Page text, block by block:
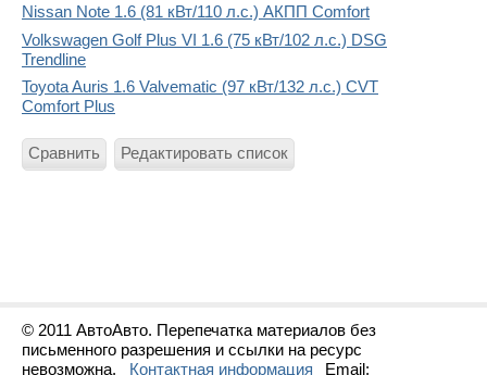
Nissan Note 1.6 (81 кВт/110 л.с.) АКПП Comfort
Volkswagen Golf Plus VI 1.6 (75 кВт/102 л.с.) DSG
Trendline
Toyota Auris 1.6 Valvematic (97 кВт/132 л.с.) CVT
Comfort Plus
Сравнить Редактировать список
© 2011 АвтоАвто. Перепечатка материалов без
письменного разрешения и ссылки на ресурс
невозможна.
Контактная информация Email: